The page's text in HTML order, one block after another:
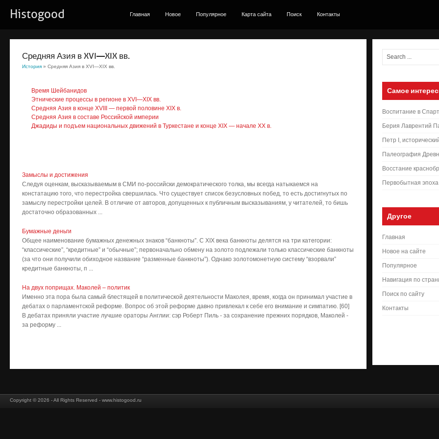
Histogood Главная Новое Популярное Карта сайта Поиск Контакты
Средняя Азия в XVI—XIX вв.
История » Средняя Азия в XVI—XIX вв.
Время Шейбанидов
Этнические процессы в регионе в XVI—XIX вв.
Средняя Азия в конце XVIII — первой половине XIX в.
Средняя Азия в составе Российской империи
Джадиды и подъем национальных движений в Туркестане и конце XIX — начале XX в.
Замыслы и достижения
Следуя оценкам, высказываемым в СМИ по-российски демократического толка, мы всегда натыкаемся на
констатацию того, что перестройка свершилась. Что существует список безусловных побед, то есть достигнутых по
замыслу перестройки целей. В отличие от авторов, допущенных к публичным высказываниям, у читателей, то бишь
достаточно образованных ...
Бумажные деньги
Общее наименование бумажных денежных знаков “банкноты”. С XIX века банкноты делятся на три категории:
“классические”, “кредитные” и “обычные”; первоначально обмену на золото подлежали только классические банкноты
(за что они получили обиходное название “разменные банкноты”). Однако золотомонетную систему “взорвали”
кредитные банкноты, п ...
На двух поприщах. Маколей – политик
Именно эта пора была самый блестящей в политической деятельности Маколея, время, когда он принимал участие в
дебатах о парламентской реформе. Вопрос об этой реформе давно привлекал к себе его внимание и симпатию. [60]
В дебатах приняли участие лучшие ораторы Англии: сэр Роберт Пиль - за сохранение прежних порядков, Маколей -
за реформу ...
Самое
Воспитание в
Берия Лаврентий
Петр I,
Палеография
Восстание
Первобытная
Другое
Главная
Новое на сайте
Популярное
Навигация по
Поиск по сайту
Контакты
Copyright © 2026 - All Rights Reserved - www.histogood.ru